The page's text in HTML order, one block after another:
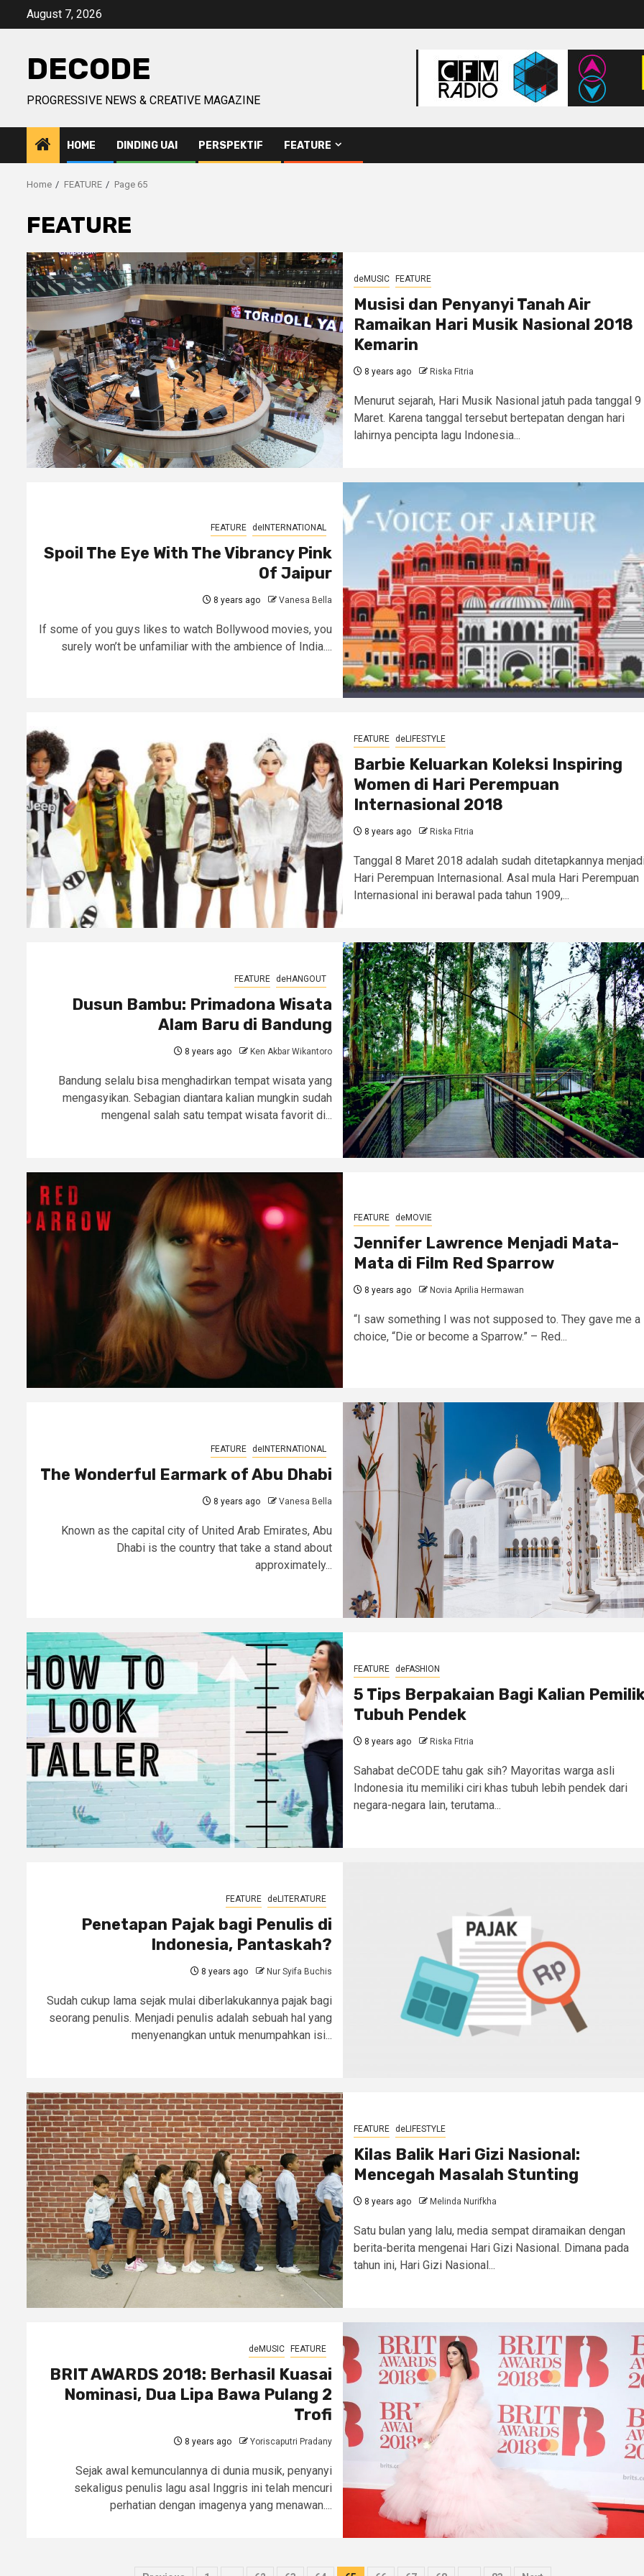
August 7, 2026
DECODE
PROGRESSIVE NEWS & CREATIVE MAGAZINE
HOME DINDING UAI PERSPEKTIF FEATURE
Home FEATURE Page 65
FEATURE
deMUSIC FEATURE
Musisi dan Penyanyi Tanah Air
Ramaikan Hari Musik Nasional 2018
Kemarin
8 years ago Riska Fitria
Menurut sejarah, Hari Musik Nasional jatuh pada tanggal 9
Maret. Karena tanggal tersebut bertepatan dengan hari
lahirnya pencipta lagu Indonesia...
FEATURE deINTERNATIONAL
Spoil The Eye With The Vibrancy Pink
Of Jaipur
8 years ago Vanesa Bella
If some of you guys likes to watch Bollywood movies, you
surely won’t be unfamiliar with the ambience of India....
FEATURE deLIFESTYLE
Barbie Keluarkan Koleksi Inspiring
Women di Hari Perempuan
Internasional 2018
8 years ago Riska Fitria
Tanggal 8 Maret 2018 adalah sudah ditetapkannya
Hari Perempuan Internasional. Asal mula Hari Perempuan
Internasional ini berawal pada tahun 1909,...
FEATURE deHANGOUT
Dusun Bambu: Primadona Wisata
Alam Baru di Bandung
8 years ago Ken Akbar Wikantoro
Bandung selalu bisa menghadirkan tempat wisata yang
mengasyikan. Sebagian diantara kalian mungkin sudah
mengenal salah satu tempat wisata favorit di...
FEATURE deMOVIE
Jennifer Lawrence Menjadi Mata-
Mata di Film Red Sparrow
8 years ago Novia Aprilia Hermawan
“I saw something I was not supposed to. They gave me a
choice, “Die or become a Sparrow.” – Red...
FEATURE deINTERNATIONAL
The Wonderful Earmark of Abu Dhabi
8 years ago Vanesa Bella
Known as the capital city of United Arab Emirates, Abu
Dhabi is the country that take a stand about
approximately...
FEATURE deFASHION
5 Tips Berpakaian Bagi Kalian
Tubuh Pendek
8 years ago Riska Fitria
Sahabat deCODE tahu gak sih? Mayoritas warga asli
Indonesia itu memiliki ciri khas tubuh lebih pendek dari
negara-negara lain, terutama...
FEATURE deLITERATURE
Penetapan Pajak bagi Penulis di
Indonesia, Pantaskah?
8 years ago Nur Syifa Buchis
Sudah cukup lama sejak mulai diberlakukannya pajak bagi
seorang penulis. Menjadi penulis adalah sebuah hal yang
menyenangkan untuk menumpahkan isi...
FEATURE deLIFESTYLE
Kilas Balik Hari Gizi Nasional:
Mencegah Masalah Stunting
8 years ago Melinda Nurifkha
Satu bulan yang lalu, media sempat diramaikan dengan
berita-berita mengenai Hari Gizi Nasional. Dimana pada
tahun ini, Hari Gizi Nasional...
deMUSIC FEATURE
BRIT AWARDS 2018: Berhasil Kuasai
Nominasi, Dua Lipa Bawa Pulang 2
Trofi
8 years ago Yoriscaputri Pradany
Sejak awal kemunculannya di dunia musik, penyanyi
sekaligus penulis lagu asal Inggris ini telah mencuri
perhatian dengan imagenya yang menawan....